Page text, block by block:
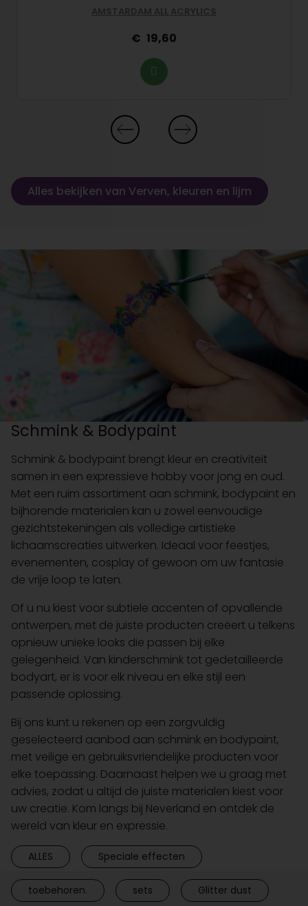
AMSTARDAM ALL ACRYLICS
19,60
Alles bekijken van Verven, kleuren en lijm
Schmink & Bodypaint
Schmink & bodypaint brengt kleur en creativiteit
samen in een expressieve hobby voor jong en oud.
Met een ruim assortiment aan schmink, bodypaint en
bijhorende materialen kan u zowel eenvoudige
gezichtstekeningen als volledige artistieke
lichaamscreaties uitwerken. Ideaal voor feestjes,
evenementen, cosplay of gewoon om uw fantasie
de vrije loop te laten.
Of u nu kiest voor subtiele accenten of opvallende
ontwerpen, met de juiste producten creëert u telkens
opnieuw unieke looks die passen bij elke
gelegenheid. Van kinderschmink tot gedetailleerde
bodyart, er is voor elk niveau en elke stijl een
passende oplossing.
Bij ons kunt u rekenen op een zorgvuldig
geselecteerd aanbod aan schmink en bodypaint,
met veilige en gebruiksvriendelijke producten voor
elke toepassing. Daarnaast helpen we u graag met
advies, zodat u altijd de juiste materialen kiest voor
uw creatie. Kom langs bij Neverland en ontdek de
wereld van kleur en expressie.
ALLES Speciale effecten
toebehoren. sets Glitter dust